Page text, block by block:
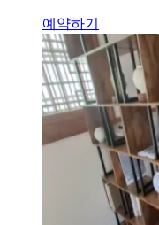
예약하기